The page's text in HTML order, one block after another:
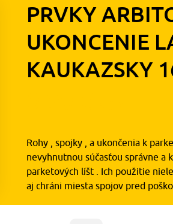
PRVKY
UKONCENIE
KAUKAZSKY
Rohy , spojky , a ukončenia k
nevyhnutnou súčasťou správne a
parketových líšt . Ich použitie
aj chráni miesta spojov pred